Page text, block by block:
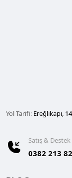
Yol Tarifi: Ereğlikapı,
Satış & Destek
0382 213